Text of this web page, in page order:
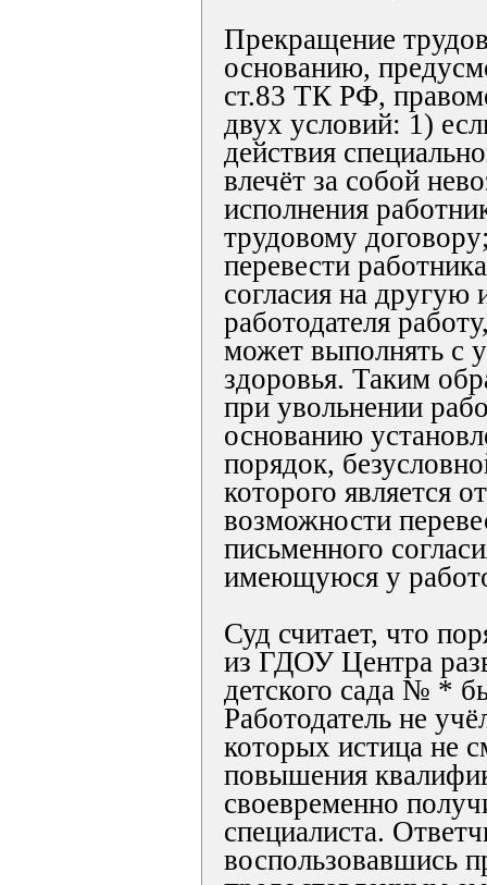
Прекращение
основанию,
ст.83 ТК РФ,
двух условий: 1)
действия
влечёт за собой
исполнения
трудовому
перевести
согласия на
работодателя
может выполнять с
здоровья. Таким
при увольнении
основанию
порядок,
которого является
возможности
письменного
имеющуюся у
Суд считает, что
из ГДОУ Центра
детского сада № *
Работодатель не
которых истица не
повышения
своевременно
специалиста.
воспользовавшись